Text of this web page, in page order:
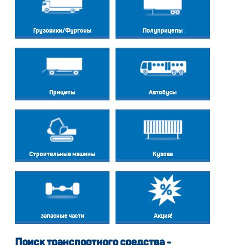
Грузовики/Фургоны Полуприцепы
Прицепы Автобусы
Строительные машины Кузова
запасные части Акция!
Поиск транспортного средства -